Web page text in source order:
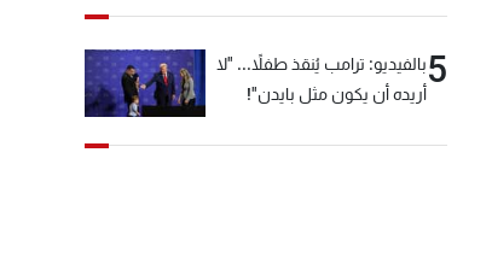
5بالفيديو: ترامب يُنقذ طفلاً... "لا
أريده أن يكون مثل بايدن"!